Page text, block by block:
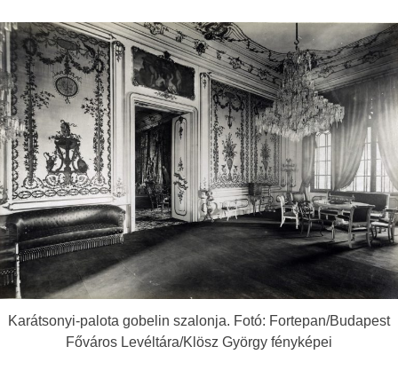
Karátsonyi-palota gobelin szalonja. Fotó: Fortepan/Budapest
Főváros Levéltára/Klösz György fényképei